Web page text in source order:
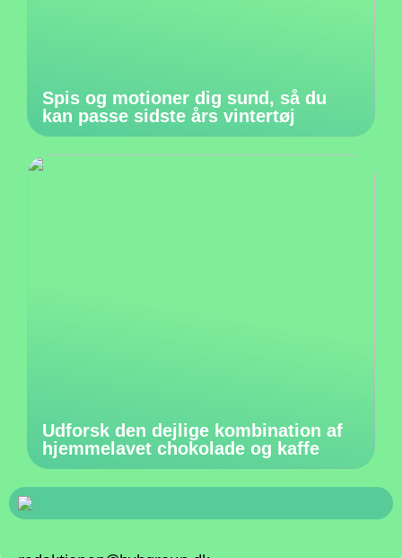
Spis og motioner dig sund, så du
kan passe sidste års vintertøj
Udforsk den dejlige kombination af
hjemmelavet chokolade og kaffe